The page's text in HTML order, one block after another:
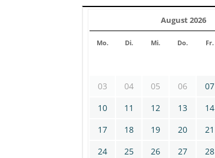
August 2026
Mo. Di. Mi. Do. Fr.
03
04 05 06 07
10
11 12 13 14
17
18 19 20 21
24
25 26 27 28